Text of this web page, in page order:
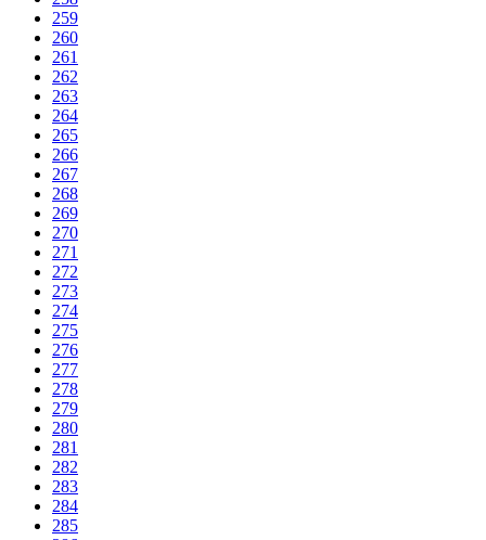
259
260
261
262
263
264
265
266
267
268
269
270
271
272
273
274
275
276
277
278
279
280
281
282
283
284
285